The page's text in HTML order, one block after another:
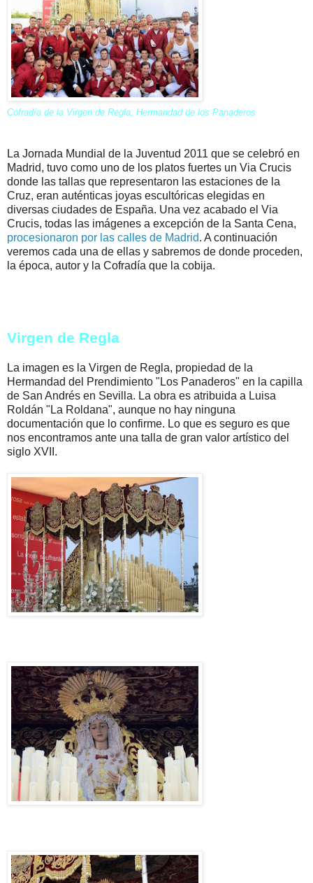
Cofradía de la Virgen de Regla, Hermandad de los Panaderos
La Jornada Mundial de la Juventud 2011 que se celebró en
Madrid, tuvo como uno de los platos fuertes un Via Crucis
donde las tallas que representaron las estaciones de la
Cruz, eran auténticas joyas escultóricas elegidas en
diversas ciudades de España. Una vez acabado el Via
Crucis, todas las imágenes a excepción de la Santa Cena,
procesionaron por las calles de Madrid. A continuación
veremos cada una de ellas y sabremos de donde proceden,
la época, autor y la Cofradía que la cobija.
Virgen de Regla
La imagen es la Virgen de Regla, propiedad de la
Hermandad del Prendimiento "Los Panaderos" en la capilla
de San Andrés en Sevilla. La obra es atribuida a Luisa
Roldán "La Roldana", aunque no hay ninguna
documentación que lo confirme. Lo que es seguro es que
nos encontramos ante una talla de gran valor artístico del
siglo XVII.